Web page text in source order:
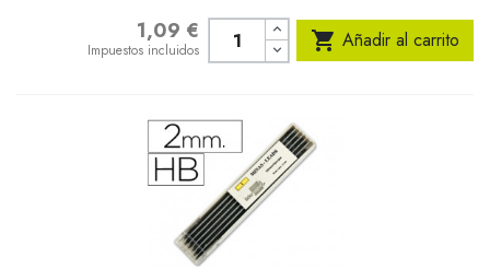
1,09 €
Impuestos incluidos  Añadir al carrito